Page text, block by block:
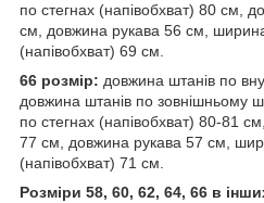
по стегнах (напівобхват) 80 см,
см, довжина рукава 56 см,
(напівобхват) 69 см.
66 розмір: довжина штанів по
довжина штанів по зовнішньому
по стегнах (напівобхват) 80-81
77 см, довжина рукава 57 см,
(напівобхват) 71 см.
Розміри 58, 60, 62, 64, 66 в